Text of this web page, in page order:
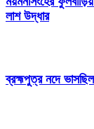
লাশ উদ্ধার
ব্রহ্মপুত্র নদে